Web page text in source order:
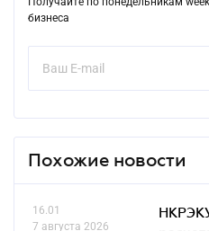
бизнеса
Похожие новости
16.01
7 августа 2026